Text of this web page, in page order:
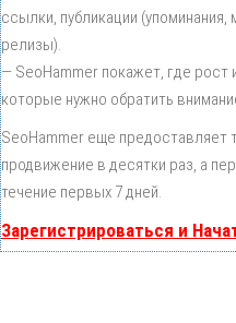
ссылки, публикации
релизы).
— SeoHammer покажет, где рост
которые нужно обратить
SeoHammer еще предоставляет
продвижение в десятки раз, а
течение первых 7 дней.
Зарегистрироваться и